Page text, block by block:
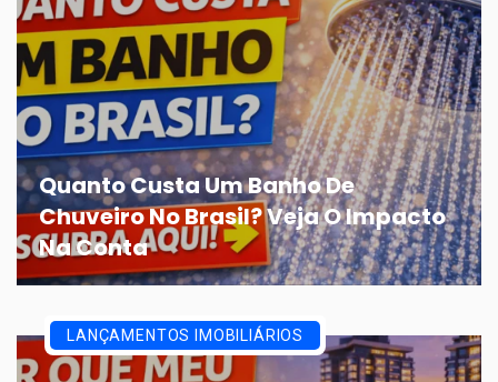
Quanto Custa Um Banho De
Chuveiro No Brasil? Veja O Impacto
Na Conta
LANÇAMENTOS IMOBILIÁRIOS